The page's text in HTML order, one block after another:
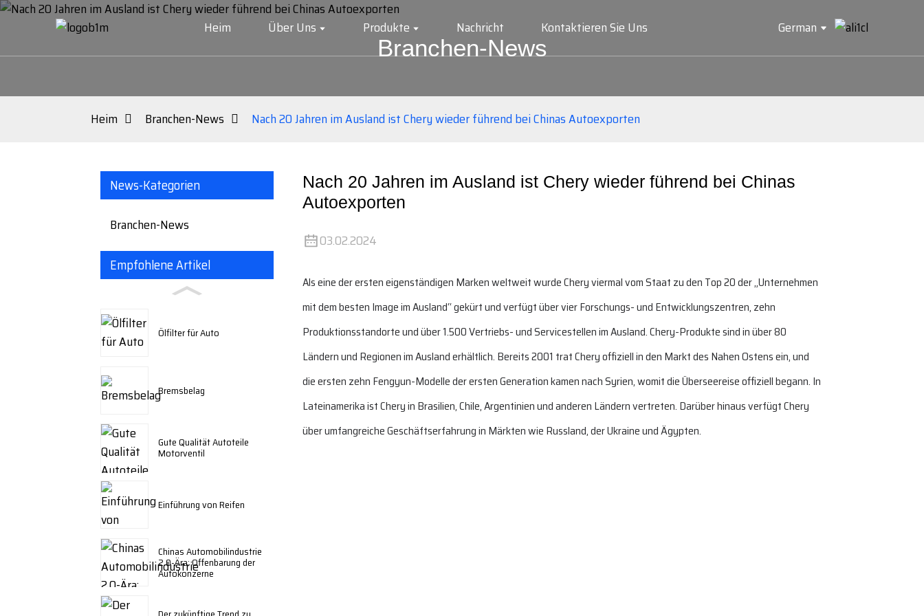
Heim Über Uns Produkte Nachricht Kontaktieren Sie Uns German
Branchen-News
Heim Branchen-News Nach 20 Jahren im Ausland ist Chery wieder führend bei Chinas Autoexporten
News-Kategorien
Branchen-News
Empfohlene Artikel
Ölfilter für Auto
Bremsbelag
Gute Qualität Autoteile
Motorventil
Einführung von Reifen
Chinas Automobilindustrie
2.0-Ära: Offenbarung der
Autokonzerne
Nach 20 Jahren im Ausland ist Chery wieder führend bei Chinas
Autoexporten
03.02.2024
Als eine der ersten eigenständigen Marken weltweit wurde Chery viermal vom Staat zu den Top 20 der „Unternehmen
mit dem besten Image im Ausland“ gekürt und verfügt über vier Forschungs- und Entwicklungszentren, zehn
Produktionsstandorte und über 1.500 Vertriebs- und Servicestellen im Ausland. Chery-Produkte sind in über 80
Ländern und Regionen im Ausland erhältlich. Bereits 2001 trat Chery offiziell in den Markt des Nahen Ostens ein, und
die ersten zehn Fengyun-Modelle der ersten Generation kamen nach Syrien, womit die Überseereise offiziell begann. In
Lateinamerika ist Chery in Brasilien, Chile, Argentinien und anderen Ländern vertreten. Darüber hinaus verfügt Chery
über umfangreiche Geschäftserfahrung in Märkten wie Russland, der Ukraine und Ägypten.